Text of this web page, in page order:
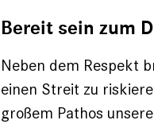
Bereit sein zum
Neben dem Respekt
einen Streit zu
großem Pathos